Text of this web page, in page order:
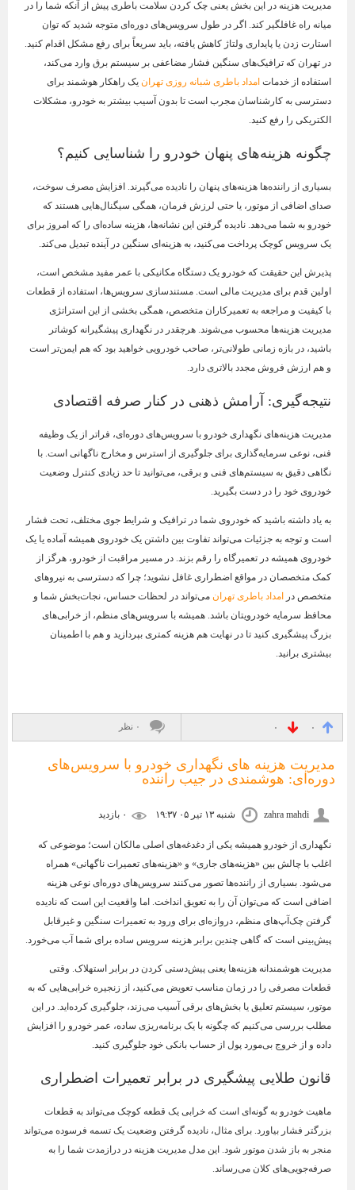
مدیریت هزینه در این بخش یعنی چک کردن سلامت باطری پیش از آنکه شما را در
میانه راه غافلگیر کند. اگر در طول سرویس‌های دوره‌ای متوجه شدید که توان
استارت زدن یا پایداری ولتاژ کاهش یافته، باید سریعاً برای رفع مشکل اقدام کنید.
در تهران که ترافیک‌های سنگین فشار مضاعفی بر سیستم برق وارد می‌کند،
استفاده از خدمات امداد باطری شبانه روزی تهران یک راهکار هوشمند برای
دسترسی به کارشناسان مجرب است تا بدون آسیب بیشتر به خودرو، مشکلات
الکتریکی را رفع کنید.
چگونه هزینه‌های پنهان خودرو را شناسایی کنیم؟
بسیاری از راننده‌ها هزینه‌های پنهان را نادیده می‌گیرند. افزایش مصرف سوخت،
صدای اضافی از موتور، یا حتی لرزش فرمان، همگی سیگنال‌هایی هستند که
خودرو به شما می‌دهد. نادیده گرفتن این نشانه‌ها، هزینه ساده‌ای را که امروز برای
یک سرویس کوچک پرداخت می‌کنید، به هزینه‌ای سنگین در آینده تبدیل می‌کند.
پذیرش این حقیقت که خودرو یک دستگاه مکانیکی با عمر مفید مشخص است،
اولین قدم برای مدیریت مالی است. مستندسازی سرویس‌ها، استفاده از قطعات
با کیفیت و مراجعه به تعمیرکاران متخصص، همگی بخشی از این استراتژی
مدیریت هزینه‌ها محسوب می‌شوند. هرچقدر در نگهداری پیشگیرانه کوشاتر
باشید، در بازه زمانی طولانی‌تر، صاحب خودرویی خواهید بود که هم ایمن‌تر است
و هم ارزش فروش مجدد بالاتری دارد.
نتیجه‌گیری: آرامش ذهنی در کنار صرفه اقتصادی
مدیریت هزینه‌های نگهداری خودرو با سرویس‌های دوره‌ای، فراتر از یک وظیفه
فنی، نوعی سرمایه‌گذاری برای جلوگیری از استرس و مخارج ناگهانی است. با
نگاهی دقیق به سیستم‌های فنی و برقی، می‌توانید تا حد زیادی کنترل وضعیت
خودروی خود را در دست بگیرید.
به یاد داشته باشید که خودروی شما در ترافیک و شرایط جوی مختلف، تحت فشار
است و توجه به جزئیات می‌تواند تفاوت بین داشتن یک خودروی همیشه آماده یا یک
خودروی همیشه در تعمیرگاه را رقم بزند. در مسیر مراقبت از خودرو، هرگز از
کمک متخصصان در مواقع اضطراری غافل نشوید؛ چرا که دسترسی به نیروهای
متخصص در
امداد باطری تهران می‌تواند در لحظات حساس، نجات‌بخش شما و
محافظ سرمایه خودرویتان باشد. همیشه با سرویس‌های منظم، از خرابی‌های
بزرگ پیشگیری کنید تا در نهایت هم هزینه کمتری بپردازید و هم با اطمینان
بیشتری برانید.
۰ ۰ ۰ نظر
مدیریت هزینه‌ های نگهداری خودرو با سرویس‌های
دوره‌ای: هوشمندی در جیب راننده
zahra mahdi شنبه ۱۳ تیر ۰۵ ۱۹:۳۷
نگهداری از خودرو همیشه یکی از دغدغه‌های اصلی مالکان است؛ موضوعی که
اغلب با چالش بین «هزینه‌های جاری» و «هزینه‌های تعمیرات ناگهانی» همراه
می‌شود. بسیاری از راننده‌ها تصور می‌کنند سرویس‌های دوره‌ای نوعی هزینه
اضافی است که می‌توان آن را به تعویق انداخت. اما واقعیت این است که نادیده
گرفتن چک‌آپ‌های منظم، دروازه‌ای برای ورود به تعمیرات سنگین و غیرقابل
پیش‌بینی است که گاهی چندین برابر هزینه سرویس ساده برای شما آب می‌خورد.
مدیریت هوشمندانه هزینه‌ها یعنی پیش‌دستی کردن در برابر استهلاک. وقتی
قطعات مصرفی را در زمان مناسب تعویض می‌کنید، از زنجیره خرابی‌هایی که به
موتور، سیستم تعلیق یا بخش‌های برقی آسیب می‌زند، جلوگیری کرده‌اید. در این
مطلب بررسی می‌کنیم که چگونه با یک برنامه‌ریزی ساده، عمر خودرو را افزایش
داده و از خروج بی‌مورد پول از حساب بانکی خود جلوگیری کنید.
قانون طلایی پیشگیری در برابر تعمیرات اضطراری
ماهیت خودرو به گونه‌ای است که خرابی یک قطعه کوچک می‌تواند به قطعات
بزرگتر فشار بیاورد. برای مثال، نادیده گرفتن وضعیت یک تسمه فرسوده می‌تواند
منجر به باز شدن موتور شود. این مدل مدیریت هزینه در درازمدت شما را به
صرفه‌جویی‌های کلان می‌رساند.